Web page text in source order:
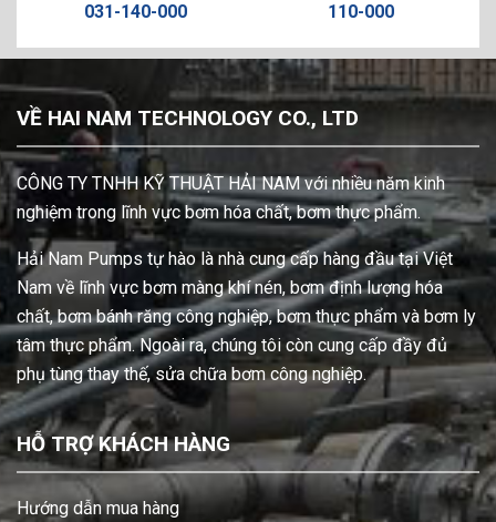
031-140-000
110-000
VỀ HAI NAM TECHNOLOGY CO., LTD
CÔNG TY TNHH KỸ THUẬT HẢI NAM với nhiều năm kinh
nghiệm trong lĩnh vực bơm hóa chất, bơm thực phẩm.
Hải Nam Pumps tự hào là nhà cung cấp hàng đầu tại Việt
Nam về lĩnh vực bơm màng khí nén, bơm định lượng hóa
chất, bơm bánh răng công nghiệp, bơm thực phẩm và bơm ly
tâm thực phẩm. Ngoài ra, chúng tôi còn cung cấp đầy đủ
phụ tùng thay thế, sửa chữa bơm công nghiệp.
HỖ TRỢ KHÁCH HÀNG
Hướng dẫn mua hàng